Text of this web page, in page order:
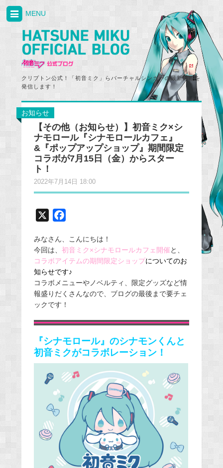
クリプトン公式！「初音ミク」らバーチャルシンガーの最新情報を
発信します！
MENU
お知らせ
【その他（お知らせ）】初音ミク×シ
ナモロール『シナモロールカフェ』
&『ポップアップショップ』期間限定
コラボが7月15日（金）からスター
ト！
2022年7月14日 18:00
c
e
b
o
o
k
みなさん、こんにちは！
今回は、 初音ミク×シナモロールカフェ開催と、
コラボアイテムの期間限定ショップについてのお
知らせです♪
コラボメニューやノベルティ、限定グッズなど情
報盛りだくさんなので、ブログの最後まで要チェ
ックです！
『シナモロール』のシナモンくんと
初音ミクがコラボレーション！